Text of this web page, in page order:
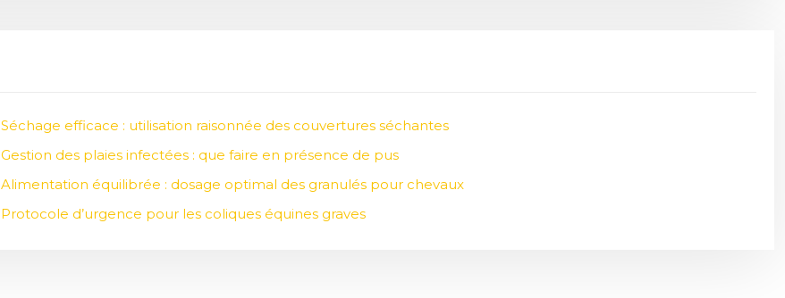
Séchage efficace : utilisation raisonnée des couvertures séchantes
Gestion des plaies infectées : que faire en présence de pus
Alimentation équilibrée : dosage optimal des granulés pour chevaux
Protocole d’urgence pour les coliques équines graves